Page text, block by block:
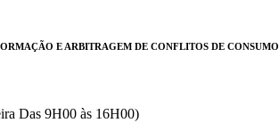
E ARBITRAGEM DE CONFLITOS DE CONSUMO
Das 9H00 às 16H00)